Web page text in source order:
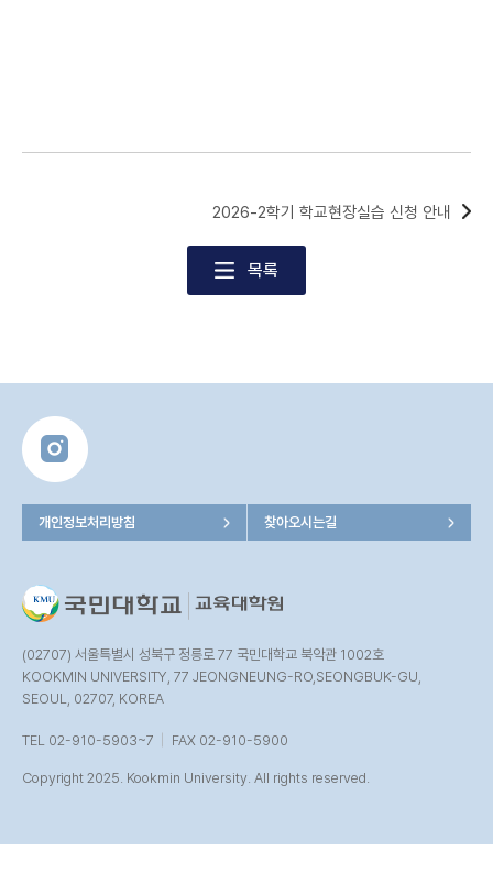
목록
2026-2학기 학교현장실습 신청 안내
(02707) 서울특별시 성북구 정릉로 77 국민대학교 북악관 1002호
KOOKMIN UNIVERSITY, 77 JEONGNEUNG-RO,SEONGBUK-GU,
SEOUL, 02707, KOREA
TEL 02-910-5903~7 FAX 02-910-5900
Copyright 2025. Kookmin University. All rights reserved.
개인정보처리방침 찾아오시는길